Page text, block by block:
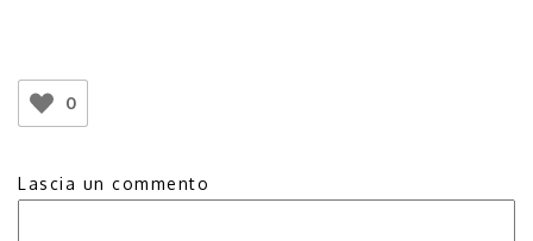
0
Lascia un commento